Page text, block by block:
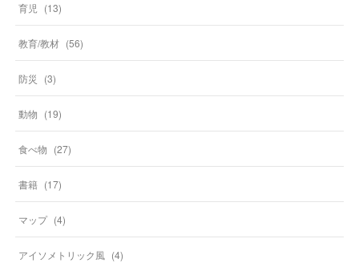
育児 (13)
教育/教材 (56)
防災 (3)
動物 (19)
食べ物 (27)
書籍 (17)
マップ (4)
アイソメトリック風 (4)